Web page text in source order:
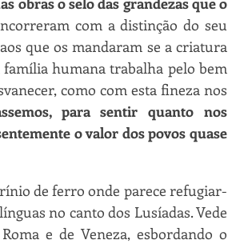
com a distinção do seu
que os mandaram se a criatura
humana trabalha pelo bem
como com esta fineza nos
para sentir quanto nos
o valor dos povos quase
de ferro onde parece refugiar-
no canto dos Lusíadas. Vede
e de Veneza, esbordando o